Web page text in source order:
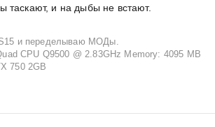
таскают, и на дыбы не встают.
и переделываю МОДы.
CPU Q9500 @ 2.83GHz Memory: 4095 MB
750 2GB